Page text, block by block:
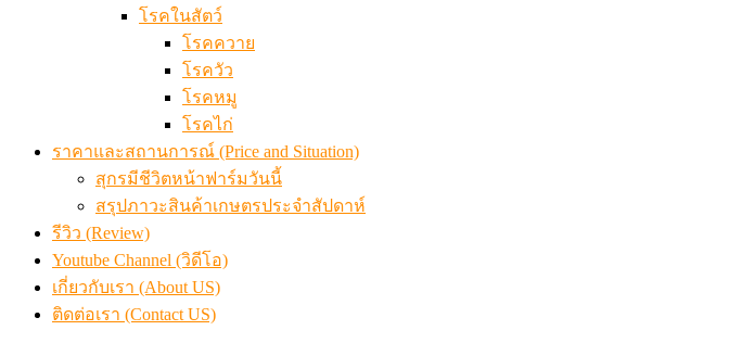
โรคในสัตว์
โรคควาย
โรควัว
โรคหมู
โรคไก่
ราคาและสถานการณ์ (Price and Situation)
สุกรมีชีวิตหน้าฟาร์มวันนี้
สรุปภาวะสินค้าเกษตรประจำสัปดาห์
รีวิว (Review)
Youtube Channel (วิดีโอ)
เกี่ยวกับเรา (About US)
ติดต่อเรา (Contact US)